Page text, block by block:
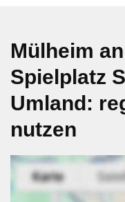
Mülheim
Spielplatz
Umland:
nutzen